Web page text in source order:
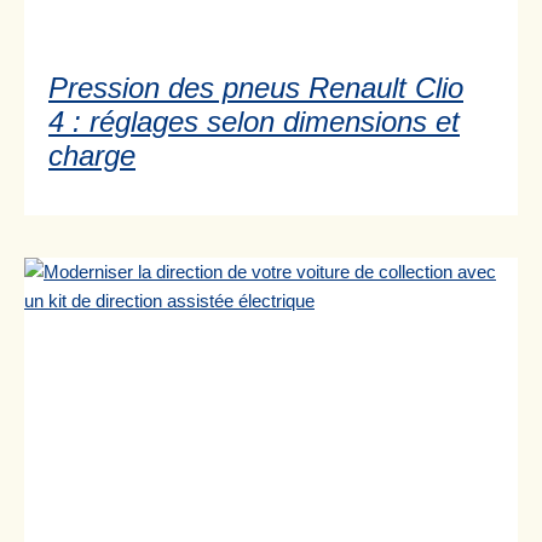
Pression des pneus Renault Clio
4 : réglages selon dimensions et
charge